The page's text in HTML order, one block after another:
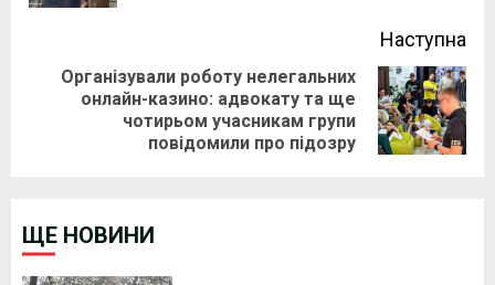
Наступна
Організували роботу нелегальних
онлайн-казино: адвокату та ще
чотирьом учасникам групи
повідомили про підозру
ЩЕ НОВИНИ